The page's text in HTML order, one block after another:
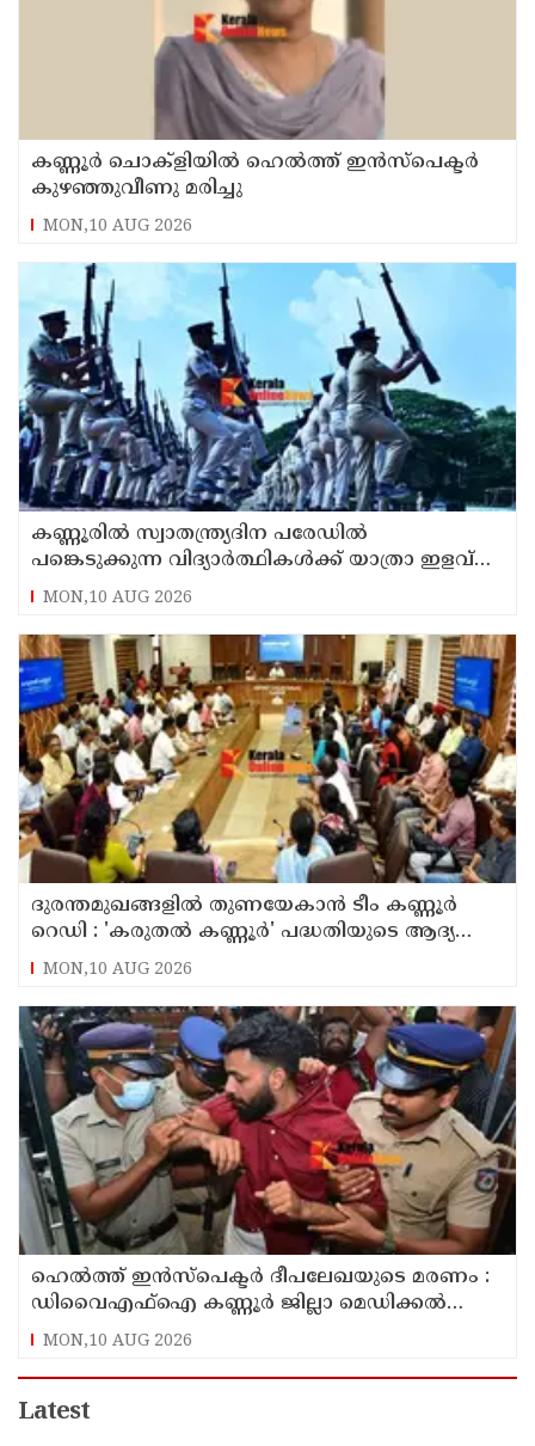
കണ്ണൂർ ചൊക്ളിയിൽ ഹെൽത്ത് ഇൻസ്പെക്ടർ
കുഴഞ്ഞുവീണു മരിച്ചു
MON,10 AUG 2026
കണ്ണൂരിൽ സ്വാതന്ത്ര്യദിന പരേഡിൽ
പങ്കെടുക്കുന്ന വിദ്യാർത്ഥികൾക്ക് യാത്രാ ഇളവ്
അനുവദിക്കും
MON,10 AUG 2026
ദുരന്തമുഖങ്ങളിൽ തുണയേകാൻ ടീം കണ്ണൂർ
റെഡി : 'കരുതൽ കണ്ണൂർ' പദ്ധതിയുടെ ആദ്യ
യോഗം ചേർന്നു
MON,10 AUG 2026
ഹെൽത്ത് ഇൻസ്പെക്ടർ ദീപലേഖയുടെ മരണം :
ഡിവൈഎഫ്‌ഐ കണ്ണൂർ ജില്ലാ മെഡിക്കൽ
ഓഫീസ് ഉപരോധിച്ചു
MON,10 AUG 2026
Latest